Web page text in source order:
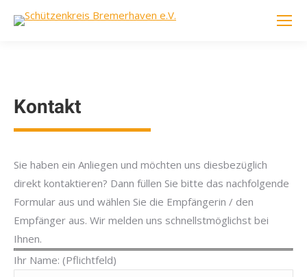
Kontakt
Sie haben ein Anliegen und möchten uns diesbezüglich
direkt kontaktieren? Dann füllen Sie bitte das nachfolgende
Formular aus und wählen Sie die Empfängerin / den
Empfänger aus. Wir melden uns schnellstmöglichst bei
Ihnen.
Ihr Name: (Pflichtfeld)